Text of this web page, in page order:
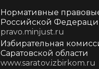
Нормативные
Российской
pravo.minjust.ru
Избирательная
Саратовской области
www.saratov.izbirkom.ru